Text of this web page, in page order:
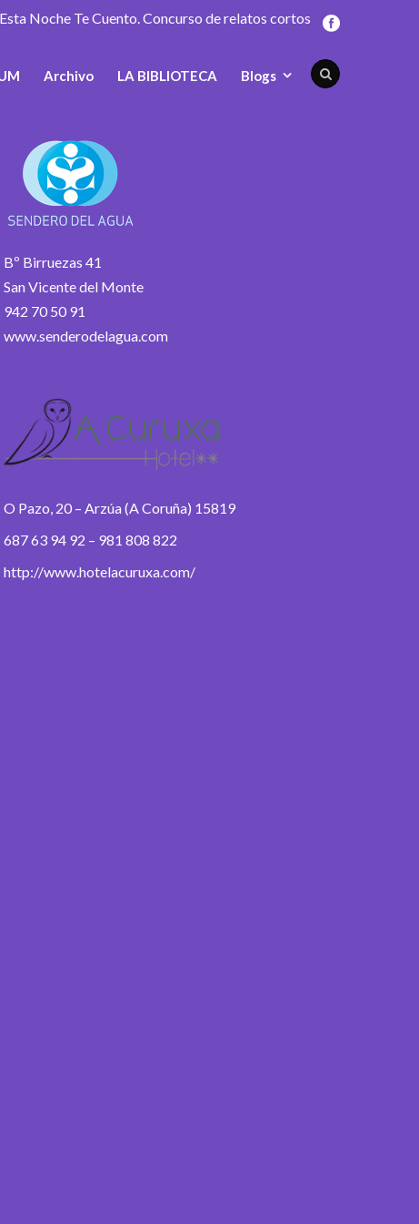
Esta Noche Te Cuento. Concurso de relatos cortos
Archivo LA BIBLIOTECA Blogs
Bº Birruezas 41
San Vicente del Monte
942 70 50 91
www.senderodelagua.com
O Pazo, 20 – Arzúa (A Coruña) 15819
687 63 94 92 – 981 808 822
http://www.hotelacuruxa.com/